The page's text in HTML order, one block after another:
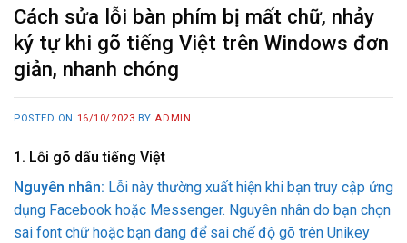
Cách sửa lỗi bàn phím bị mất chữ, nhảy
ký tự khi gõ tiếng Việt trên Windows đơn
giản, nhanh chóng
POSTED ON 16/10/2023 BY ADMIN
1. Lỗi gõ dấu tiếng Việt
Nguyên nhân: Lỗi này thường xuất hiện khi bạn truy cập ứng
dụng Facebook hoặc Messenger. Nguyên nhân do bạn chọn
sai font chữ hoặc bạn đang để sai chế độ gõ trên Unikey